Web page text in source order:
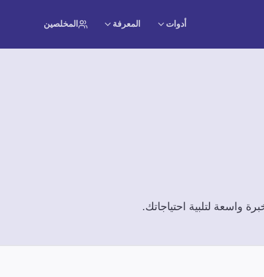
أدوات المعرفة المخلصين
واسعة لتلبية احتياجاتك.